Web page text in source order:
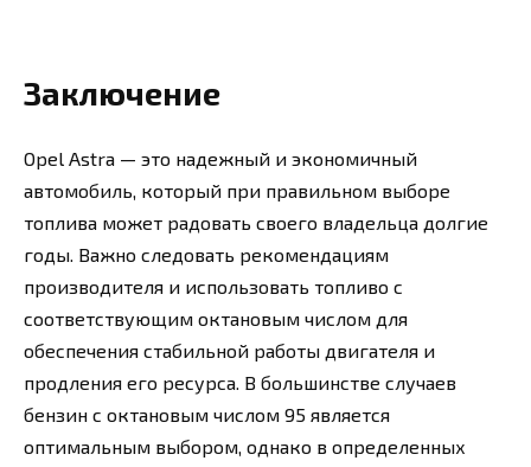
Заключение
Opel Astra — это надежный и экономичный
автомобиль, который при правильном выборе
топлива может радовать своего владельца долгие
годы. Важно следовать рекомендациям
производителя и использовать топливо с
соответствующим октановым числом для
обеспечения стабильной работы двигателя и
продления его ресурса. В большинстве случаев
бензин с октановым числом 95 является
оптимальным выбором, однако в определенных